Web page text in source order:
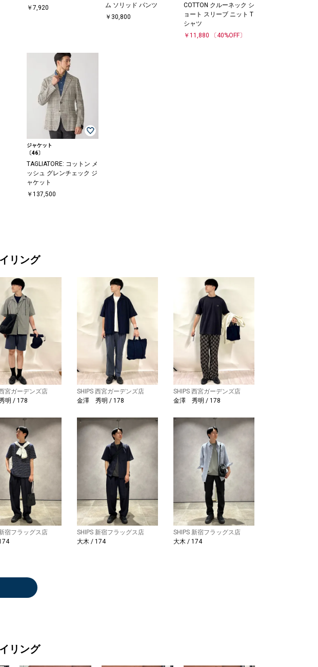
￥7,920
ム ソリッド パンツ
￥30,800
COTTON クルーネック シ
ョート スリーブ ニット T
シャツ
￥11,880
〔40%OFF〕
ジャケット
〔46〕
TAGLIATORE: コットン メ
ッシュ グレンチェック ジ
ャケット
￥137,500
リング
宮ガーデンズ店
明 / 178
SHIPS 西宮ガーデンズ店
金澤 秀明 / 178
SHIPS 西宮ガーデンズ店
金澤 秀明 / 178
宿フラッグス店
SHIPS 新宿フラッグス店
大木 / 174
SHIPS 新宿フラッグス店
大木 / 174
リング